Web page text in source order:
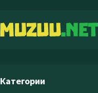
Категории